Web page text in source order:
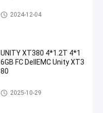
ডেল ইএমসি ভিএনএক্স স্টোরেজ
2024-12-04
UNITY XT380 4*1.2T 4*1
6GB FC DellEMC Unity XT3
80
ডেল ইএমসি ইউনিটি স্টোরেজ
2025-10-29